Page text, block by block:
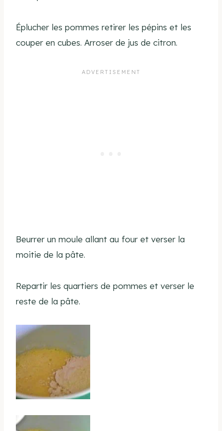
Éplucher les pommes retirer les pépins et les
couper en cubes. Arroser de jus de citron.
Beurrer un moule allant au four et verser la
moitie de la pâte.
Repartir les quartiers de pommes et verser le
reste de la pâte.